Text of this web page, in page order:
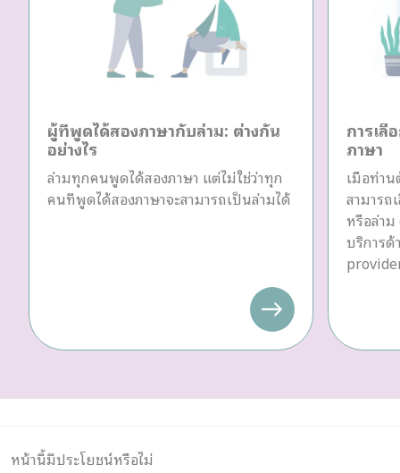
ผู้ที่พูดได้สองภาษากับล่าม: ต่างกัน
อย่างไร
ล่ามทุกคนพูดได้สองภาษา แต่ไม่ใช่ว่าทุก
คนที่พูดได้สองภาษาจะสามารถเป็นล่ามได้
การเ
ภาษา
เมื่อท่า
สามาร
หรือล่า
บริการ
หน้านี้มีประโยชน์หรือไม่